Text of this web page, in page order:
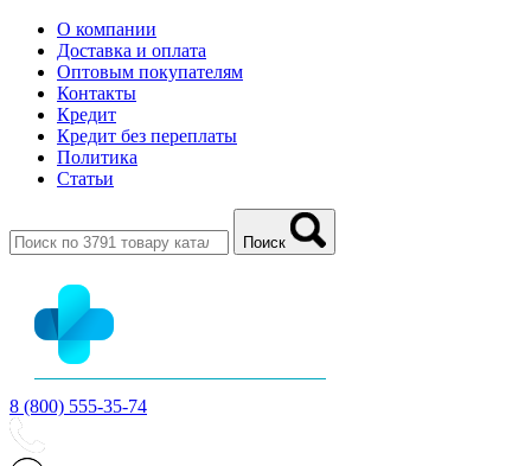
О компании
Доставка и оплата
Оптовым покупателям
Контакты
Кредит
Кредит без переплаты
Политика
Статьи
Поиск
8 (800) 555-35-74